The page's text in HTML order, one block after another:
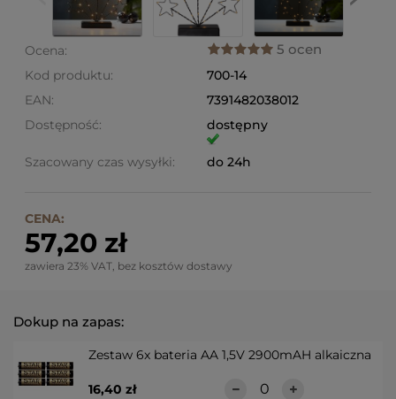
Ocena: 5 ocen
Kod produktu:
700-14
EAN:
7391482038012
Dostępność:
dostępny
Szacowany czas wysyłki: do 24h
CENA:
57,20 zł
zawiera 23% VAT, bez kosztów dostawy
Dokup na zapas:
Zestaw 6x bateria AA 1,5V 2900mAH alkaiczna
16,40 zł